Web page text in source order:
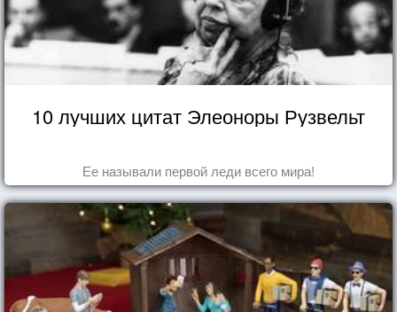
10 лучших цитат Элеоноры Рузвельт
Ее называли первой леди всего мира!